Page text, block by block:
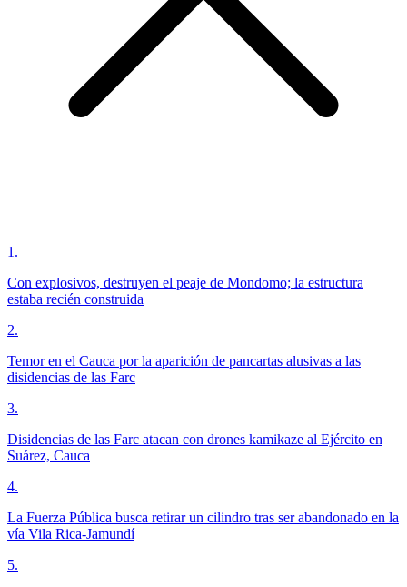
1 .
Con explosivos, destruyen el peaje de Mondomo; la estructura
estaba recién construida
2.
Temor en el Cauca por la aparición de pancartas alusivas a las
disidencias de las Farc
3.
Disidencias de las Farc atacan con drones kamikaze al Ejército en
Suárez, Cauca
4.
La Fuerza Pública busca retirar un cilindro tras ser abandonado en la
vía Vila Rica-Jamundí
5.